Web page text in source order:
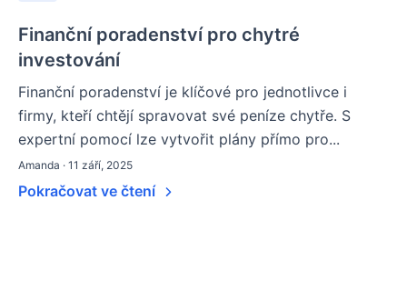
Finanční poradenství pro chytré
investování
Finanční poradenství je klíčové pro jednotlivce i
firmy, kteří chtějí spravovat své peníze chytře. S
expertní pomocí lze vytvořit plány přímo pro...
Amanda · 11 září, 2025
Pokračovat ve čtení